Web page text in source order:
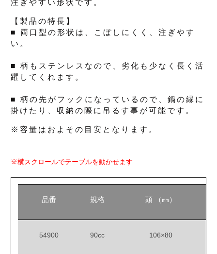
注ぎやすい形状です。
【製品の特長】
■ 両口型の形状は、こぼしにくく、注ぎやす
い。
■ 柄もステンレスなので、劣化も少なく長く活
躍してくれます。
■ 柄の先がフックになっているので、鍋の縁に
掛けたり、収納の際に吊るす事が可能です。
※容量はおよその目安となります。
※横スクロールでテーブルを動かせます
品番 規格 頭 （㎜）
54900 90cc 106×80